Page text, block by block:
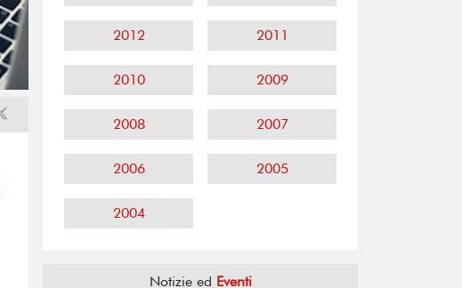
2012 2011
2010 2009
2008 2007
2006 2005
2004
Notizie ed Eventi